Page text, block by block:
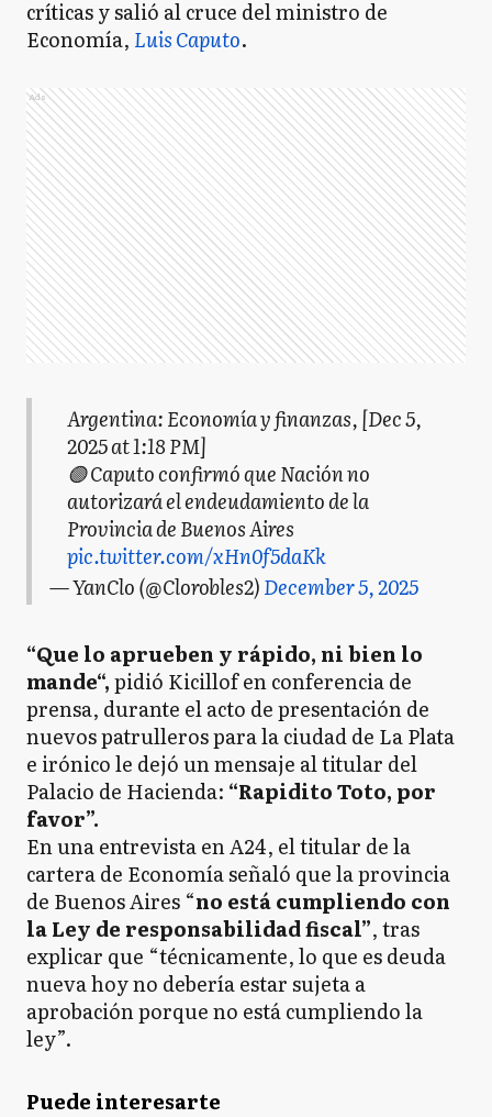
críticas y salió al cruce del ministro de
Economía, Luis Caputo.
Ads
Argentina: Economía y finanzas, [Dec 5,
2025 at 1:18 PM]
🟣 Caputo confirmó que Nación no
autorizará el endeudamiento de la
Provincia de Buenos Aires
pic.twitter.com/xHn0f5daKk
— YanClo (@Clorobles2)December 5, 2025
“Que lo aprueben y rápido, ni bien lo
mande“,pidió Kicillof en conferencia de
prensa, durante el acto de presentación de
nuevos patrulleros para la ciudad de La Plata
e irónico le dejó un mensaje al titular del
Palacio de Hacienda: “Rapidito Toto, por
favor”.
En una entrevista en A24, el titular de la
cartera de Economía señaló que la provincia
de Buenos Aires “no está cumpliendo con
la Ley de responsabilidad fiscal”, tras
explicar que “técnicamente, lo que es deuda
nueva hoy no debería estar sujeta a
aprobación porque no está cumpliendo la
ley”.
Puede interesarte